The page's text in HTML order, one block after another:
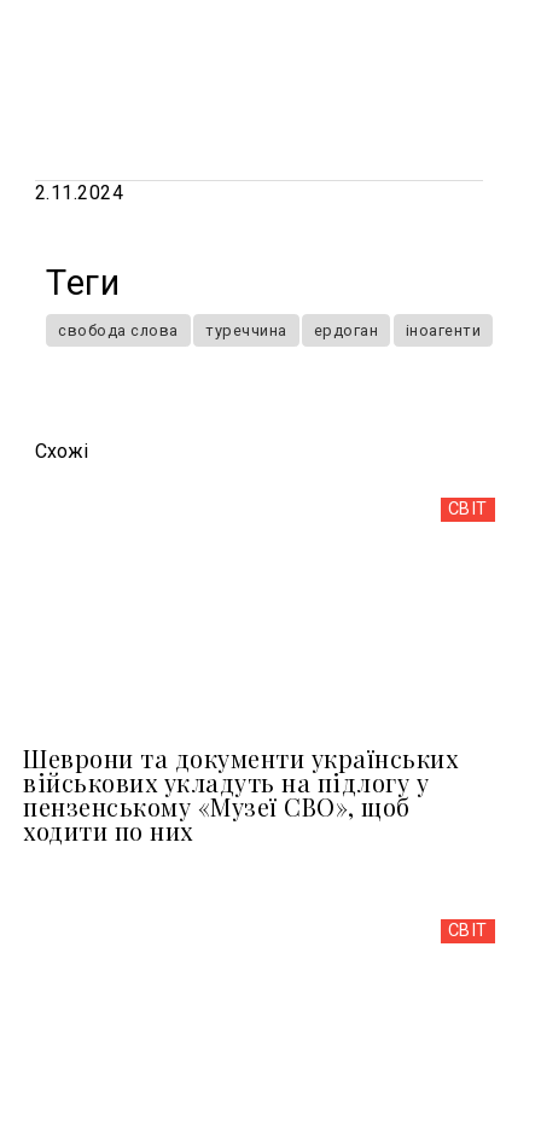
2.11.2024
Теги
свобода слова туреччина ердоган іноагенти
Схожi
СВІТ
Шеврони та документи українських
військових укладуть на підлогу у
пензенському «Музеї СВО», щоб
ходити по них
СВІТ